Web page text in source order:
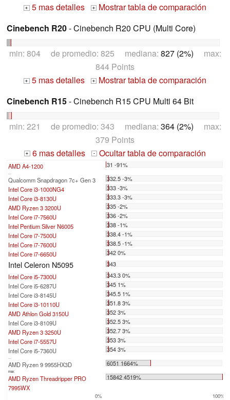
+ 5 mas detalles +
Mostrar tabla de comparación
Cinebench R20- Cinebench R20 CPU (Multi Core)
min: 804 de promedio: 825 mediana: 827 (2%) max:
844 Points
+ 5 mas detalles +
Mostrar tabla de comparación
Cinebench R15- Cinebench R15 CPU Multi 64 Bit
min: 221 de promedio: 343 mediana: 364 (2%) max:
379 Points
+ 6 mas detalles - Ocultar tabla de comparación
AMD A4-1200 31 -91%
Qualcomm Snapdragon 7c+ Gen 3
332.5 -3%
Intel Core i3-1000NG4
333 -3%
Intel Core i3-8130U
333.3 -3%
AMD Ryzen 3 3200U
335 -2%
Intel Core i7-7560U
336 -2%
Intel Pentium Silver N6005
338 -1%
Intel Core i7-7500U
338.4 -1%
Intel Core i7-7600U
338.5 -1%
Intel Core i7-6650U
342 0%
Intel Celeron N5095
343
Intel Core i5-7300U
343.3 0%
Intel Core i5-6287U
345 1%
Intel Core i3-8145U
345.5 1%
Intel Core i3-10110U
351.8 3%
AMD Athlon Gold 3150U
352 3%
Intel Core i3-8109U
352.5 3%
AMD Ryzen 3 3250U
352.7 3%
Intel Core i7-5557U
353 3%
Intel Core i5-7360U
354 3%
AMD Ryzen 9 9955HX3D 6051 1664%
max:
AMD Ryzen Threadripper PRO
7995WX
15842 4519%
0% 100%